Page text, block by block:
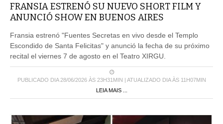
FRANSIA ESTRENÓ SU NUEVO SHORT FILM Y
ANUNCIÓ SHOW EN BUENOS AIRES
Fransia estrenó "Fuentes Secretas en vivo desde el Templo
Escondido de Santa Felicitas" y anunció la fecha de su próximo
recital el viernes 7 de agosto en el Teatro XIRGU.
PUBLICADO DIA 28/06/2026 ÀS 23H31MIN | ATUALIZADO DIA ÀS 11H07MIN
LEIA MAIS ...